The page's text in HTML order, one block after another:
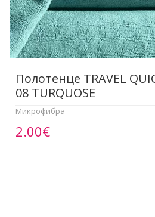
Полотенце TRAVEL
08 TURQUOSE
Микрофибра
2.00€